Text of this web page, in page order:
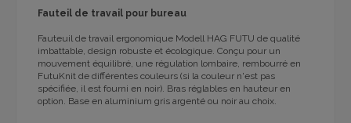
Fauteil de travail pour bureau
Fauteuil de travail ergonomique Modell HAG FUTU de qualité
imbattable, design robuste et écologique. Conçu pour un
mouvement équilibré, une régulation lombaire, rembourré en
FutuKnit de différentes couleurs (si la couleur n'est pas
spécifiée, il est fourni en noir). Bras réglables en hauteur en
option. Base en aluminium gris argenté ou noir au choix.